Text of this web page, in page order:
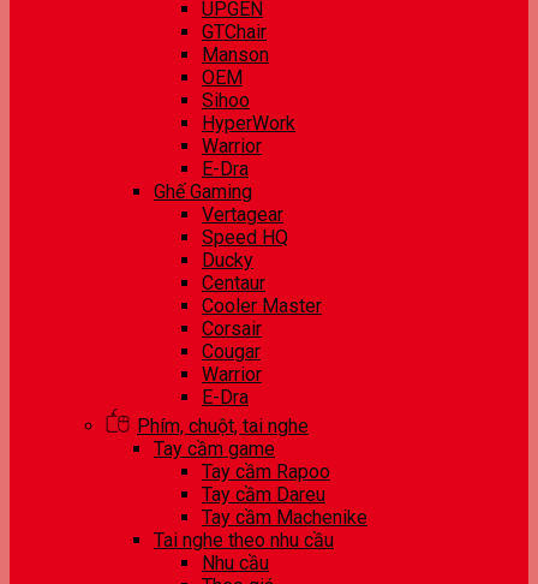
UPGEN
GTChair
Manson
OEM
Sihoo
HyperWork
Warrior
E-Dra
Ghế Gaming
Vertagear
Speed HQ
Ducky
Centaur
Cooler Master
Corsair
Cougar
Warrior
E-Dra
Phím, chuột, tai nghe
Tay cầm game
Tay cầm Rapoo
Tay cầm Dareu
Tay cầm Machenike
Tai nghe theo nhu cầu
Nhu cầu